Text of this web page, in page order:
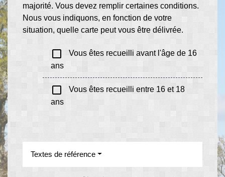
majorité. Vous devez remplir certaines conditions.
Nous vous indiquons, en fonction de votre
situation, quelle carte peut vous être délivrée.
check_box_outline_blank
Vous êtes recueilli avant l'âge de 16
ans
check_box_outline_blank
Vous êtes recueilli entre 16 et 18
ans
Textes de référence